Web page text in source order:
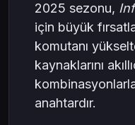
2025 sezonu,
için büyük
komutanı
kaynaklarını
anahtardır.